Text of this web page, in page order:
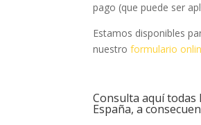
pago (que puede ser
Estamos disponibles
nuestroformulario
Consulta aquí todas
España, a